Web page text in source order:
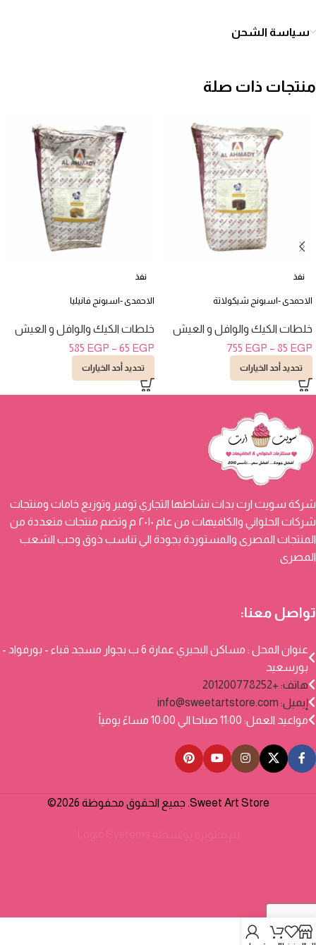
سياسة الشحن
منتجات ذات صلة
نفذ
الاحمدى -اسبونج شيكولاتة
خلطات الكيك والوافل و العيش
85 EGP
–
755 EGP
تحديد أحد الخيارات
نفذ
الاحمدى -اسبونج فانيليا
خلطات الكيك والوافل و العيش
65 EGP
–
585 EGP
تحديد أحد الخيارات
شركة سويت ارت بدات نشاطها التجاري توفير وتوزيع خامات ومنتجات
شركات الحلواني والكافيهات من عام ٢٠١٠ م وتضم منتجات متعددة من
المنتجات المصرى والمستوردة بجودة الي تناسب ذوق وحب الشعب
المصرى
تواصل معنا:
عنوان المحل : مساكن البحيري عمارة 6 ب بجوار مسجد قباء - بورفواد -
بورسعيد
هاتف: +201200778252
إيميل: info@sweetartstore.com
مواعيد العمل: 11:00 صباحا الي 10:00 مساءً يومياً
Sweet Art Store. جميع الحقوق محفوظة 2026©